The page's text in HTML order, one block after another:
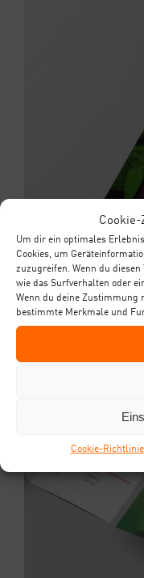
Cookie-
Um dir ein optimales
Cookies, um
zuzugreifen. Wenn du
wie das Surfverhalten oder
Wenn du deine Zustimmung
bestimmte Merkmale und
Coo­kie-Richt­li­nie